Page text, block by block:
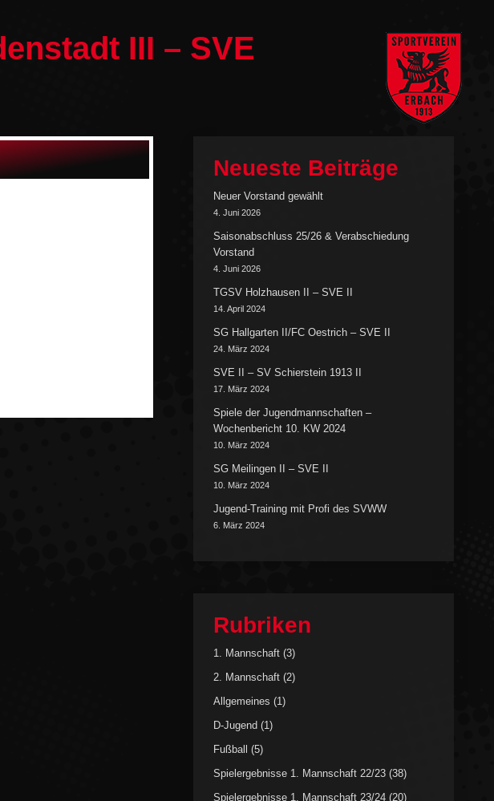
III – SVE
Neueste Beiträge
Neuer Vorstand gewählt
4. Juni 2026
Saisonabschluss 25/26 & Verabschiedung
Vorstand
4. Juni 2026
TGSV Holzhausen II – SVE II
14. April 2024
SG Hallgarten II/FC Oestrich – SVE II
24. März 2024
SVE II – SV Schierstein 1913 II
17. März 2024
Spiele der Jugendmannschaften –
Wochenbericht 10. KW 2024
10. März 2024
SG Meilingen II – SVE II
10. März 2024
Jugend-Training mit Profi des SVWW
6. März 2024
Rubriken
1. Mannschaft (3)
2. Mannschaft (2)
Allgemeines (1)
D-Jugend (1)
Fußball (5)
Spielergebnisse 1. Mannschaft 22/23 (38)
Spielergebnisse 1. Mannschaft 23/24 (20)